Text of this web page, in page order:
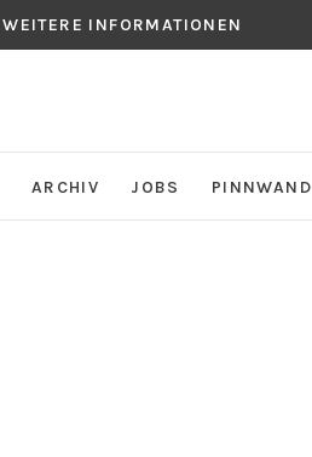
INFORMATIONEN
ARCHIV JOBS PINNWAND